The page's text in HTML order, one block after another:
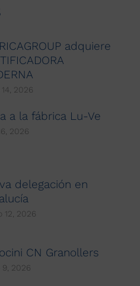
adquiere
2026
a la fábrica Lu-Ve
2026
delegación en
12, 2026
CN Granollers
9, 2026